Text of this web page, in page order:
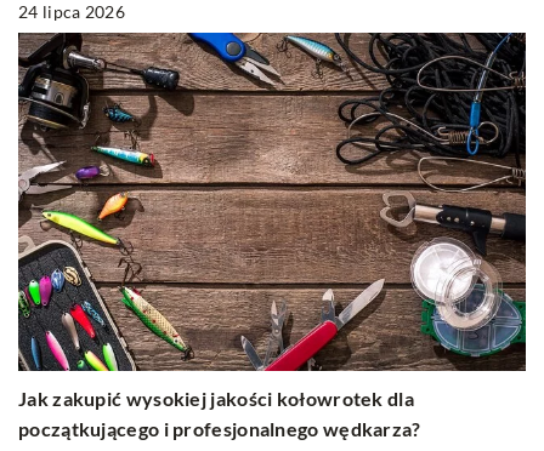
24 lipca 2026
Jak zakupić wysokiej jakości kołowrotek dla
początkującego i profesjonalnego wędkarza?